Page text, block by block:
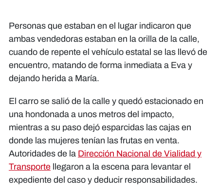
Personas que estaban en el lugar indicaron que
ambas vendedoras estaban en la orilla de la calle,
cuando de repente el vehículo estatal se las llevó de
encuentro, matando de forma inmediata a Eva y
dejando herida a María.
El carro se salió de la calle y quedó estacionado en
una hondonada a unos metros del impacto,
mientras a su paso dejó esparcidas las cajas en
donde las mujeres tenían las frutas en venta.
Autoridades de la Dirección Nacional de Vialidad y
Transporte llegaron a la escena para levantar el
expediente del caso y deducir responsabilidades.